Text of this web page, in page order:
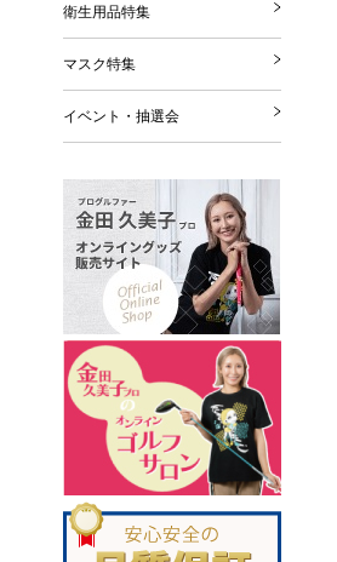
衛生用品特集
マスク特集
イベント・抽選会